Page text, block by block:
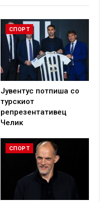
СПОРТ
Јувентус потпиша со
турскиот
репрезентативец
Челик
СПОРТ